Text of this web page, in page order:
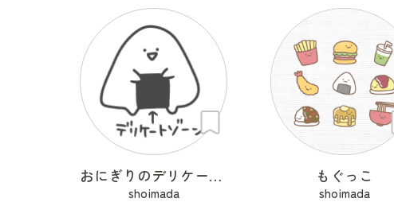
おにぎりのデリケートゾーン
shoimada
もぐっこ
shoimada